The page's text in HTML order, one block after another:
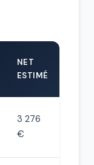
NET
ESTIMÉ
3 276
€